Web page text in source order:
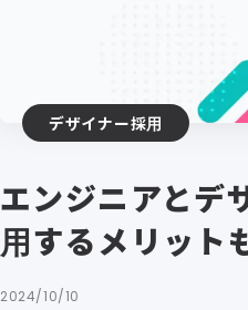
デザイナー採用
エンジニアとデ
用するメリット
2024/10/10